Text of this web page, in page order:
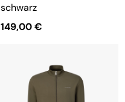
schwarz
149,00 €